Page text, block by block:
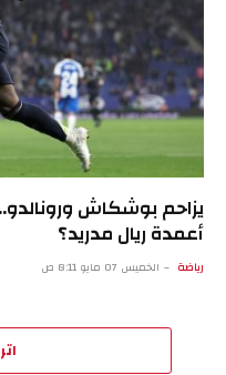
يزاحم بوشكاش
أعمدة ريال مدريد؟
رياضة الخميس 07 مايو 8:11 ص